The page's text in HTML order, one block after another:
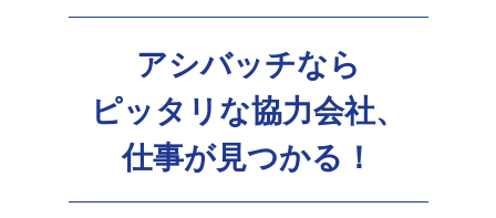
アシバッチなら
ピッタリな協力会社、
仕事が見つかる！